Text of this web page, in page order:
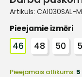
Artikuls: CA1030SAL-
Pieejamie izmēri
46 48 50
Pieejamais atlikums: 5